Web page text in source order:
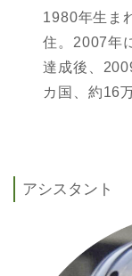
1980年生ま
住。2007年
達成後、
カ国、約16
アシスタント